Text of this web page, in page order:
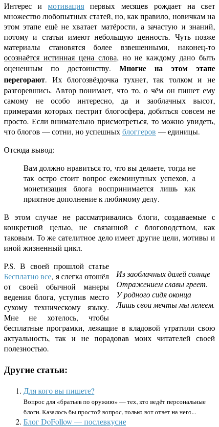
Интерес имотивация первых месяцев рождает на свет
множество любопытных статей, но, как правило, новичкам на
этом этапе ещё не хватает матёрости, а зачастую и знаний,
потому и статьи имеют небольшую ценность. Чуть позже
материалы становятся более взвешенными, наконец-то
осознаётся истинная цена слова, но не каждому дано быть
оцененным по достоинству. Многие на этом этапе
перегорают. Их блогозвёздочка тухнет, так толком и не
разгоревшись. Автор понимает, что то, о чём он пишет ему
самому не особо интересно, да и заоблачных высот,
примерами которых пестрит блогосфера, добиться совсем не
просто. Если внимательно присмотреться, то можно увидеть,
что блогов — сотни, но успешныхблоггеров — единицы.
Отсюда вывод:
Вам должно нравиться то, что вы делаете, тогда не
так остро стоит вопрос ежеминутных успехов, а
монетизация блога воспринимается лишь как
приятное дополнение к любимому делу.
В этом случае не рассматривались блоги, создаваемые с
конкретной целью, не связанной с блоговодством, как
таковым. То же сателитное дело имеет другие цели, мотивы и
иной жизненный цикл.
Из заоблачных далей солнце
Отражением славы греет.
У родного сидя оконца
Лишь свои мечты мы лелеем.
P.S. В своей прошлой статье
Бесплатно все, я слегка отошёл
от своей обычной манеры
ведения блога, уступив место
сухому техническому языку.
Мне не хотелось, чтобы
бесплатные програмки, лежащие в кладовой утратили свою
актуальность, так и не порадовав моих читателей своей
полезностью.
Другие статьи:
Для кого вы пишете?
Вопрос для «братьев по оружию» — тех, кто ведёт персональные
блоги. Казалось бы простой вопрос, только вот ответ на него...
Блог DoFollow — послевкусие